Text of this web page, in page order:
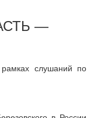
—
рамках слушаний по